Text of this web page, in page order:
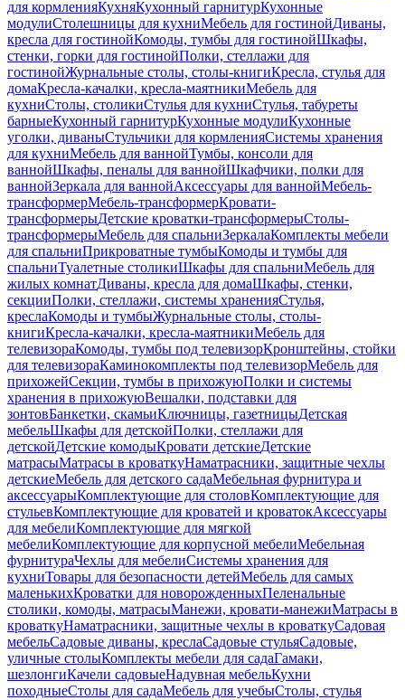
для кормленияКухняКухонный гарнитурКухонные
модулиСтолешницы для кухниМебель для гостинойДиваны,
кресла для гостинойКомоды, тумбы для гостинойШкафы,
стенки, горки для гостинойПолки, стеллажи для
гостинойЖурнальные столы, столы-книгиКресла, стулья для
домаКресла-качалки, кресла-маятникиМебель для
кухниСтолы, столикиСтулья для кухниСтулья, табуреты
барныеКухонный гарнитурКухонные модулиКухонные
уголки, диваныСтульчики для кормленияСистемы хранения
для кухниМебель для ваннойТумбы, консоли для
ваннойШкафы, пеналы для ваннойШкафчики, полки для
ваннойЗеркала для ваннойАксессуары для ваннойМебель-
трансформерМебель-трансформерКровати-
трансформерыДетские кроватки-трансформерыСтолы-
трансформерыМебель для спальниЗеркалаКомплекты мебели
для спальниПрикроватные тумбыКомоды и тумбы для
спальниТуалетные столикиШкафы для спальниМебель для
жилых комнатДиваны, кресла для домаШкафы, стенки,
секцииПолки, стеллажи, системы храненияСтулья,
креслаКомоды и тумбыЖурнальные столы, столы-
книгиКресла-качалки, кресла-маятникиМебель для
телевизораКомоды, тумбы под телевизорКронштейны, стойки
для телевизораКаминокомплекты под телевизорМебель для
прихожейСекции, тумбы в прихожуюПолки и системы
хранения в прихожуюВешалки, подставки для
зонтовБанкетки, скамьиКлючницы, газетницыДетская
мебельШкафы для детскойПолки, стеллажи для
детскойДетские комодыКровати детскиеДетские
матрасыМатрасы в кроваткуНаматрасники, защитные чехлы
детскиеМебель для детского садаМебельная фурнитура и
аксессуарыКомплектующие для столовКомплектующие для
стульевКомплектующие для кроватей и кроватокАксессуары
для мебелиКомплектующие для мягкой
мебелиКомплектующие для корпусной мебелиМебельная
фурнитураЧехлы для мебелиСистемы хранения для
кухниТовары для безопасности детейМебель для самых
маленькихКроватки для новорожденныхПеленальные
столики, комоды, матрасыМанежи, кровати-манежиМатрасы в
кроваткуНаматрасники, защитные чехлы в кроваткуСадовая
мебельСадовые диваны, креслаСадовые стульяСадовые,
уличные столыКомплекты мебели для садаГамаки,
шезлонгиКачели садовыеНадувная мебельКухни
походныеСтолы для садаМебель для учебыСтолы, стулья